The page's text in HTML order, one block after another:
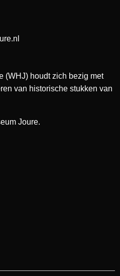
(WHJ) houdt zich bezig met
van historische stukken van
Joure.